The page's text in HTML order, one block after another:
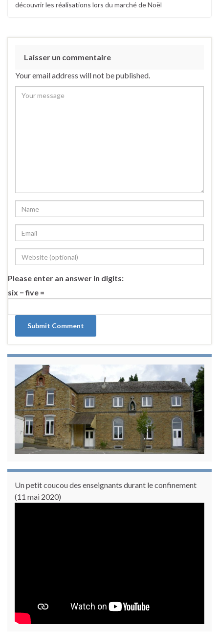
découvrir les réalisations lors du marché de Noël
Laisser un commentaire
Your email address will not be published.
Please enter an answer in digits:
six − five =
Un petit coucou des enseignants durant le confinement
(11 mai 2020)